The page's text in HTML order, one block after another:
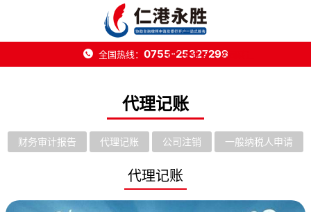
热门关键词： 公司转让
全国热线： 0755-25327299
代理记账
财务审计报告 代理记账 公司注销 一般纳税人申请
代理记账